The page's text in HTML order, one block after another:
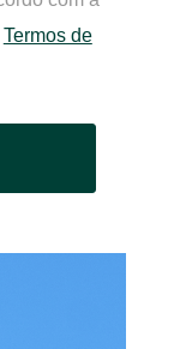
Termos de